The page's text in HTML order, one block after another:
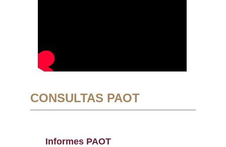
CONSULTAS PAOT
Informes PAOT